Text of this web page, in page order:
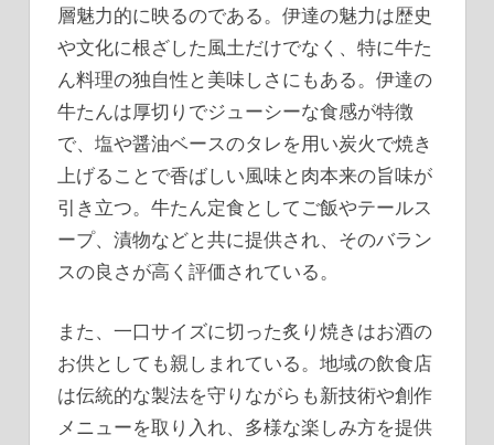
層魅力的に映るのである。伊達の魅力は歴史
や文化に根ざした風土だけでなく、特に牛た
ん料理の独自性と美味しさにもある。伊達の
牛たんは厚切りでジューシーな食感が特徴
で、塩や醤油ベースのタレを用い炭火で焼き
上げることで香ばしい風味と肉本来の旨味が
引き立つ。牛たん定食としてご飯やテールス
ープ、漬物などと共に提供され、そのバラン
スの良さが高く評価されている。
また、一口サイズに切った炙り焼きはお酒の
お供としても親しまれている。地域の飲食店
は伝統的な製法を守りながらも新技術や創作
メニューを取り入れ、多様な楽しみ方を提供